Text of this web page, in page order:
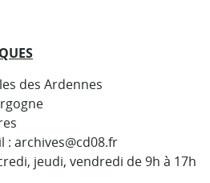
des Ardennes
: archives@cd08.fr
jeudi, vendredi de 9h à 17h